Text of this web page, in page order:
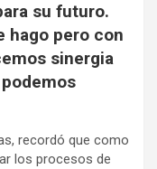
su futuro.
hago pero con
sinergia
recordó que como
los procesos de